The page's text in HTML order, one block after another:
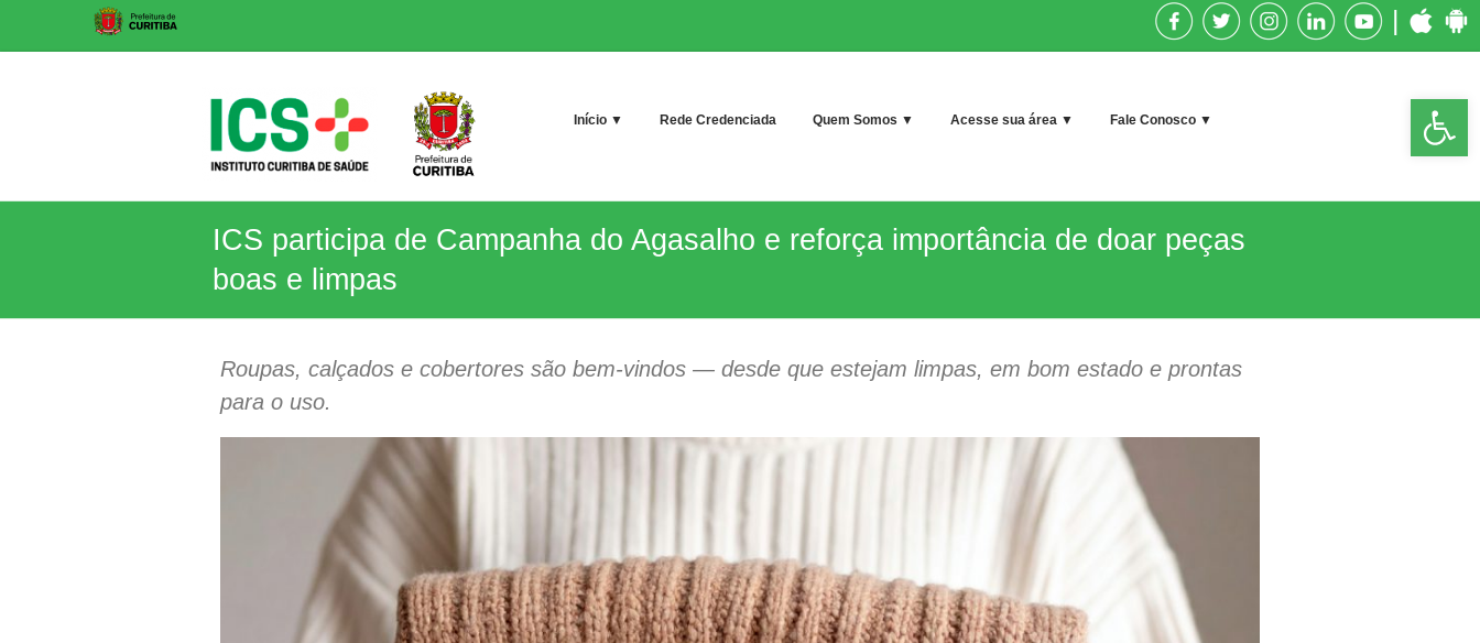
|
ICS
Instituto
Curitiba
Início ▼ Rede Credenciada Quem Somos ▼ Acesse sua área ▼ Fale Conosco ▼
ICS participa de Campanha do Agasalho e reforça importância de doar peças
boas e limpas
Roupas, calçados e cobertores são bem-vindos — desde que estejam limpas, em bom estado e prontas
para o uso.